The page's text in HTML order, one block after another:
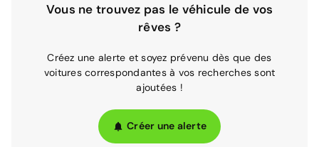
Vous ne trouvez pas le véhicule de vos
rêves ?
Créez une alerte et soyez prévenu dès que des
voitures correspondantes à vos recherches sont
ajoutées !
Créer une alerte